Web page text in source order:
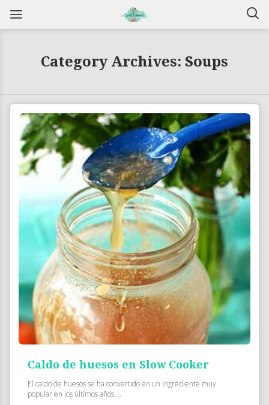
Category Archives: Soups
Caldo de huesos en Slow Cooker
El caldo de huesos se ha convertido en un ingrediente muy
popular en los últimos años....